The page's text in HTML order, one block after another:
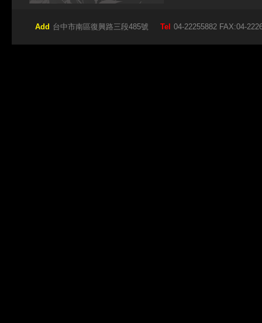
Add 台中市南區復興路三段485號 Tel 04-22255882 FAX:04-